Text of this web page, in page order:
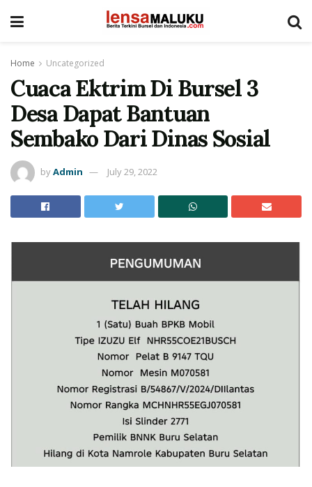
Home Uncategorized
Cuaca Ektrim Di Bursel 3
Desa Dapat Bantuan
Sembako Dari Dinas Sosial
byAdmin July 29, 2022